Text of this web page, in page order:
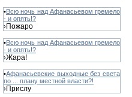
•Всю ночь над Афанасьевом гремело
- и опять!?
›Пожаро
•Всю ночь над Афанасьевом гремело
- и опять!?
›Жара!
•Афанасьевские выходные без света
по ... плану местной власти?!
›Прислу